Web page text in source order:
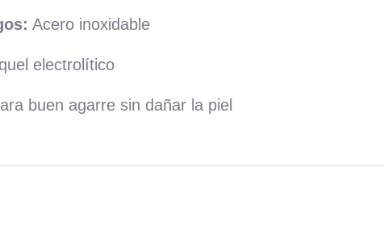
Acero inoxidable
electrolítico
buen agarre sin dañar la piel